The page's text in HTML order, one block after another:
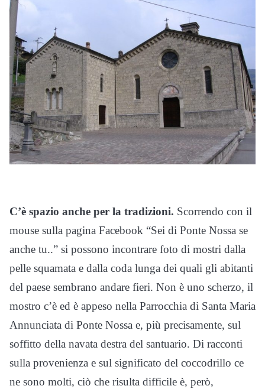
C’è spazio anche per la tradizioni. Scorrendo con il
mouse sulla pagina Facebook “Sei di Ponte Nossa se
anche tu..” si possono incontrare foto di mostri dalla
pelle squamata e dalla coda lunga dei quali gli abitanti
del paese sembrano andare fieri. Non è uno scherzo, il
mostro c’è ed è appeso nella Parrocchia di Santa Maria
Annunciata di Ponte Nossa e, più precisamente, sul
soffitto della navata destra del santuario. Di racconti
sulla provenienza e sul significato del coccodrillo ce
ne sono molti, ciò che risulta difficile è, però,